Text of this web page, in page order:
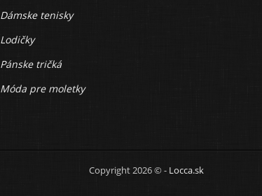
Dámske tenisky
Lodičky
Pánske tričká
Móda pre moletky
Copyright 2026 © - Locca.sk